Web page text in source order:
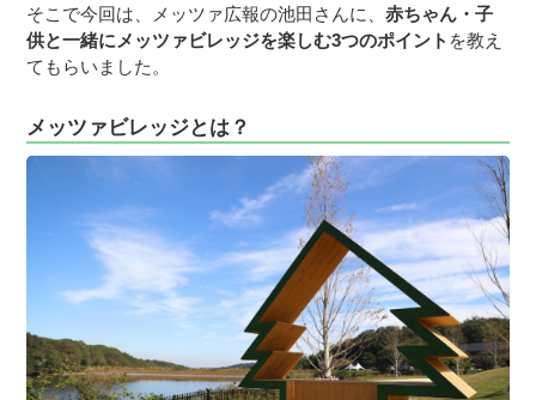
そこで今回は、メッツァ広報の池田さんに、赤ちゃん・子
供と一緒にメッツァビレッジを楽しむ3つのポイント を教え
てもらいました。
メッツァビレッジとは？